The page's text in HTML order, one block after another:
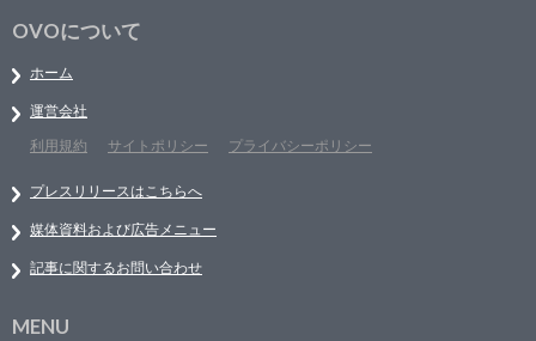
OVOについて
ホーム
運営会社
利用規約
サイトポリシー プライバシーポリシー
プレスリリースはこちらへ
媒体資料および広告メニュー
記事に関するお問い合わせ
MENU